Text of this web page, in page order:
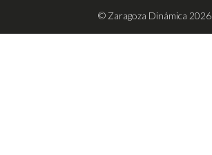
© Zaragoza Dinámica 2026